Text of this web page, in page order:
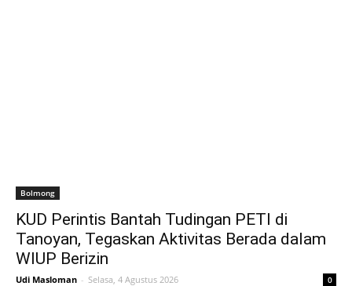
Bolmong
KUD Perintis Bantah Tudingan PETI di
Tanoyan, Tegaskan Aktivitas Berada dalam
WIUP Berizin
Udi Masloman - Selasa, 4 Agustus 2026 0